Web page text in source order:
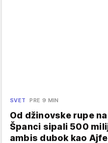
SVET PRE 9 MIN
Od džinovske rupe
Španci sipali 500
ambis dubok kao